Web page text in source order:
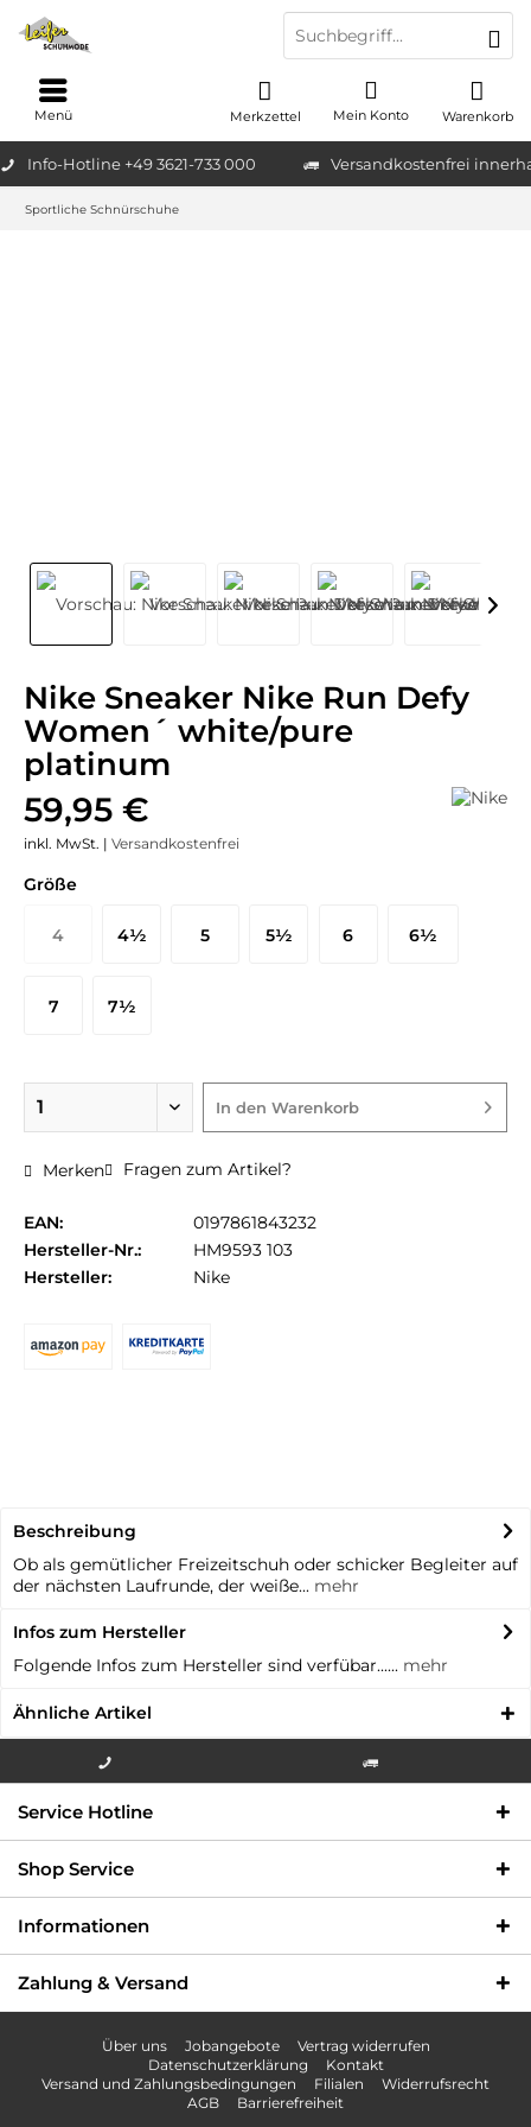
Info-Hotline +49 3621-733 000 Versandkostenfrei
Warenkorb
Merkzettel Mein Konto
Menü
Sportliche Schnürschuhe
Nike Sneaker Nike Run Defy
Women´ white/pure
platinum
59,95 €
inkl. MwSt. | Versandkostenfrei
Größe
4 4½ 5 5½ 6 6½
7 7½
In den Warenkorb
Merken Fragen zum Artikel?
EAN:
0197861843232
Hersteller-Nr.:
HM9593 103
Hersteller:
Nike
Beschreibung
Ob als gemütlicher Freizeitschuh oder schicker Begleiter auf
der nächsten Laufrunde, der weiße... mehr
Infos zum Hersteller
Folgende Infos zum Hersteller sind verfübar...... mehr
Ähnliche Artikel
000
Service Hotline
Shop Service
Informationen
Zahlung & Versand
Über uns Jobangebote
Vertrag widerrufen
Datenschutzerklärung
Kontakt
Versand und Zahlungsbedingungen
Filialen
Widerrufsrecht
AGB
Barrierefreiheit